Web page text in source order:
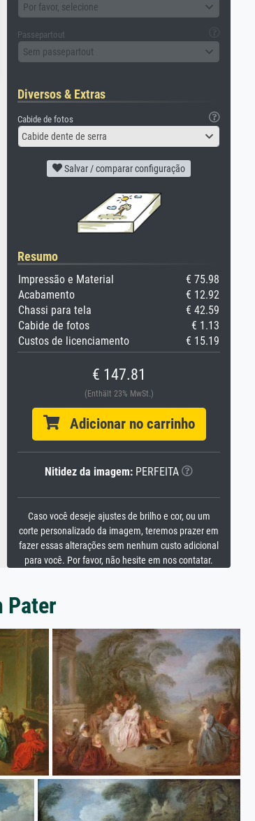
Por favor, selecione
Passepartout
Sem passepartout
Diversos & Extras
Cabide de fotos
Cabide dente de serra
Salvar / comparar configuração
Resumo
Impressão e Material
€ 75.98
Acabamento
€ 12.92
Chassi para tela
€ 42.59
Cabide de fotos
€ 1.13
Custos de licenciamento
€ 15.19
€ 147.81
(Enthält 23% MwSt.)
Adicionar no carrinho
Nitidez da imagem: PERFEITA
Caso você deseje ajustes de brilho e cor, ou um
corte personalizado da imagem, teremos prazer em
fazer essas alterações sem nenhum custo adicional
para você. Por favor, não hesite em nos contatar.
Pater